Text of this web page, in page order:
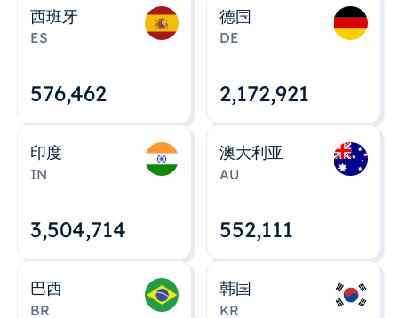
西班牙
ES
576,463
德国
DE
2,172,922
印度
IN
3,504,715
澳大利亚
AU
552,112
巴西
BR
韩国
KR